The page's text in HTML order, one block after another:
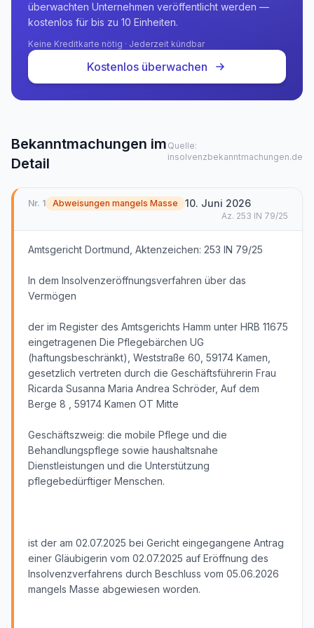
überwachten Unternehmen veröffentlicht werden —
kostenlos für bis zu 10 Einheiten.
Keine Kreditkarte nötig · Jederzeit kündbar
Kostenlos überwachen
Bekanntmachungen im
Detail
Quelle:
insolvenzbekanntmachungen.de
Nr. 1 Abweisungen mangels Masse 10. Juni 2026
Az. 253 IN 79/25
Amtsgericht Dortmund, Aktenzeichen: 253 IN 79/25
In dem Insolvenzeröffnungsverfahren über das
Vermögen
der im Register des Amtsgerichts Hamm unter HRB 11675
eingetragenen Die Pflegebärchen UG
(haftungsbeschränkt), Weststraße 60, 59174 Kamen,
gesetzlich vertreten durch die Geschäftsführerin Frau
Ricarda Susanna Maria Andrea Schröder, Auf dem
Berge 8 , 59174 Kamen OT Mitte
Geschäftszweig: die mobile Pflege und die
Behandlungspflege sowie haushaltsnahe
Dienstleistungen und die Unterstützung
pflegebedürftiger Menschen.
ist der am 02.07.2025 bei Gericht eingegangene Antrag
einer Gläubigerin vom 02.07.2025 auf Eröffnung des
Insolvenzverfahrens durch Beschluss vom 05.06.2026
mangels Masse abgewiesen worden.